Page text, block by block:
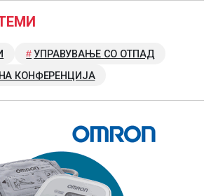
УПРАВУВАЊЕ СО ОТПАД
КОНФЕРЕНЦИЈА